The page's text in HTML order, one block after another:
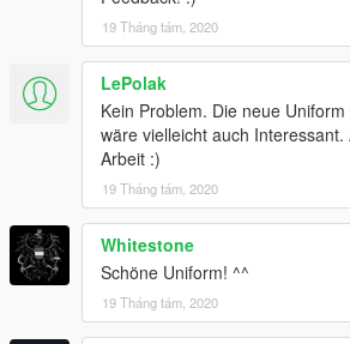
19 Tháng tám, 2020
LePolak
Kein Problem. Die neue
wäre vielleicht auch
Arbeit :)
19 Tháng tám, 2020
Whitestone
Schöne Uniform! ^^
19 Tháng tám, 2020